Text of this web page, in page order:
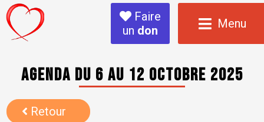
Faire
un don Menu
Agenda du 6 au 12 octobre 2025
Retour